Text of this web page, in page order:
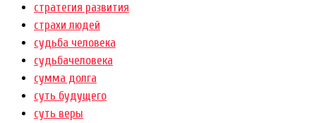
стратегия развития
страхи людей
судьба человека
судьбачеловека
сумма долга
суть будущего
суть веры